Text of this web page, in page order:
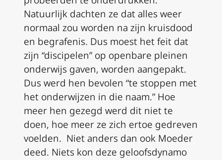
Natuurlijk dachten ze dat alles weer
normaal zou worden na zijn kruisdood
en begrafenis. Dus moest het feit dat
zijn “discipelen” op openbare pleinen
onderwijs gaven, worden aangepakt.
Dus werd hen bevolen “te stoppen met
het onderwijzen in die naam.” Hoe
meer hen gezegd werd dit niet te
doen, hoe meer ze zich ertoe gedreven
voelden. Niet anders dan ook Moeder
deed. Niets kon deze geloofsdynamo